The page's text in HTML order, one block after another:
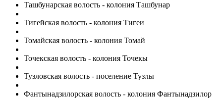
Ташбунарская волость - колония Ташбунар
Тигейская волость - колония Тигеи
Томайская волость - колония Томай
Точекская волость - колония Точекы
Тузловская волость - поселение Тузлы
Фантынадзилорская волость - колония Фантынадзилор